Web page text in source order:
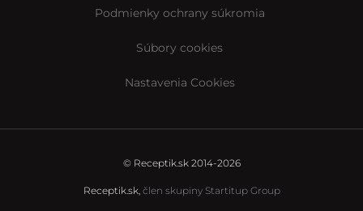
Podmienky ochrany súkromia
Súbory cookies
Nastavenia Cookies
© Receptik.sk 2014-2026
Receptik.sk, člen skupiny Startitup Group